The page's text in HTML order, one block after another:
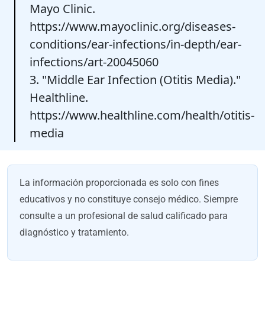
Mayo Clinic.
https://www.mayoclinic.org/diseases-
conditions/ear-infections/in-depth/ear-
infections/art-20045060
3. "Middle Ear Infection (Otitis Media)."
Healthline.
https://www.healthline.com/health/otitis-
media
La información proporcionada es solo con fines
educativos y no constituye consejo médico. Siempre
consulte a un profesional de salud calificado para
diagnóstico y tratamiento.